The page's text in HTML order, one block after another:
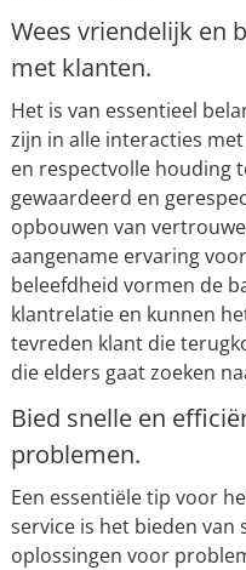
Wees vriendelijk en
met klanten.
Het is van essentieel
zijn in alle interacties
en respectvolle houding
gewaardeerd en
opbouwen van
aangename ervaring
beleefdheid vormen de
klantrelatie en kunnen
tevreden klant die
die elders gaat zoeken
Bied snelle en
problemen.
Een essentiële tip voor
service is het bieden van
oplossingen voor